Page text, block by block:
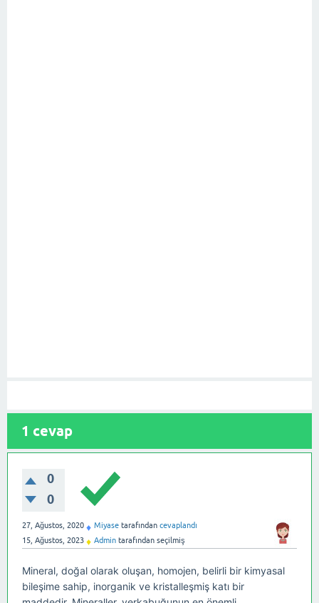
1 cevap
0
0
27, Ağustos, 2020 ♦ Miyase tarafından cevaplandı
15, Ağustos, 2023 ♦ Admin tarafından seçilmiş
Mineral, doğal olarak oluşan, homojen, belirli bir kimyasal
bileşime sahip, inorganik ve kristalleşmiş katı bir